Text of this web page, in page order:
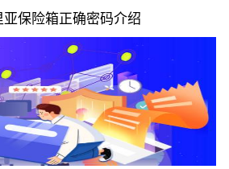
亚保险箱正确密码介绍